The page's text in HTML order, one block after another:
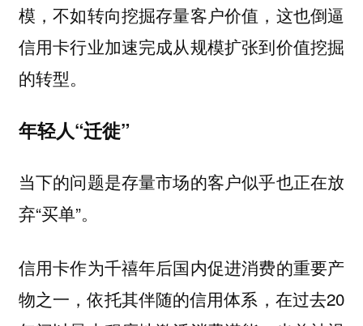
模，不如转向挖掘存量客户价值，这也倒逼
信用卡行业加速完成从规模扩张到价值挖掘
的转型。
年轻人“迁徙”
当下的问题是存量市场的客户似乎也正在放
弃“买单”。
信用卡作为千禧年后国内促进消费的重要产
物之一，依托其伴随的信用体系，在过去20